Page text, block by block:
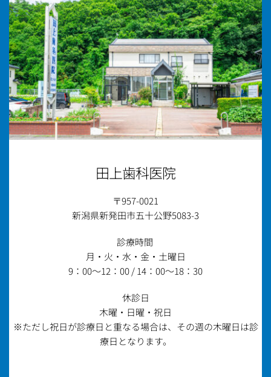
田上歯科医院
〒957-0021
新潟県新発田市五十公野5083-3
診療時間
月・火・水・金・土曜日
9：00～12：00 / 14：00～18：30
休診日
木曜・日曜・祝日
※ただし祝日が診療日と重なる場合は、 その週の木曜日は診
療日となります。